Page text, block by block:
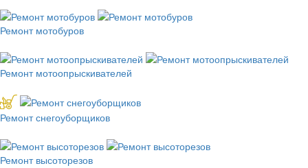
Ремонт мотобуров
Ремонт мотоопрыскивателей
Ремонт снегоуборщиков
Ремонт высоторезов